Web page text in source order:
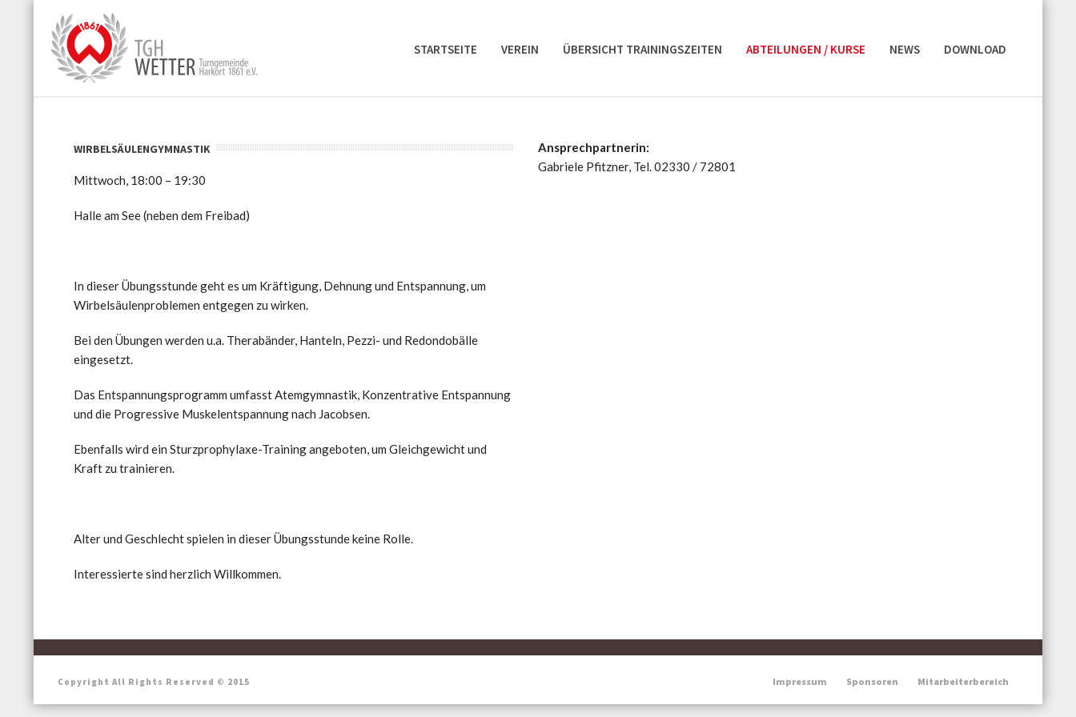
STARTSEITE VEREIN ÜBERSICHT TRAININGSZEITEN ABTEILUNGEN / KURSE NEWS DOWNLOAD
WIRBELSÄULENGYMNASTIK
Mittwoch, 18:00 – 19:30
Halle am See (neben dem Freibad)
In dieser Übungsstunde geht es um Kräftigung, Dehnung und Entspannung, um
Wirbelsäulenproblemen entgegen zu wirken.
Bei den Übungen werden u.a. Therabänder, Hanteln, Pezzi- und Redondobälle
eingesetzt.
Das Entspannungsprogramm umfasst Atemgymnastik, Konzentrative Entspannung
und die Progressive Muskelentspannung nach Jacobsen.
Ebenfalls wird ein Sturzprophylaxe-Training angeboten, um Gleichgewicht und
Kraft zu trainieren.
Alter und Geschlecht spielen in dieser Übungsstunde keine Rolle.
Interessierte sind herzlich Willkommen.
Ansprechpartnerin:
Gabriele Pfitzner, Tel. 02330 / 72801
Copyright All Rights Reserved © 2015 Impressum Sponsoren Mitarbeiterbereich